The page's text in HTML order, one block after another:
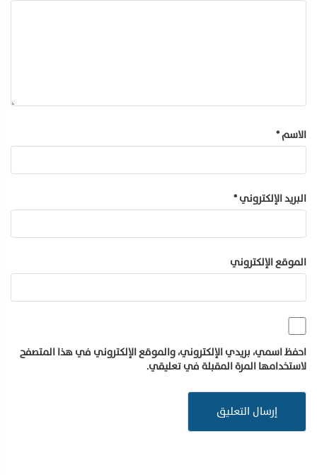
الاسم*
البريد الإلكتروني*
الموقع الإلكتروني
احفظ اسمي، بريدي الإلكتروني، والموقع الإلكتروني في هذا المتصفح
لاستخدامها المرة المقبلة في تعليقي.